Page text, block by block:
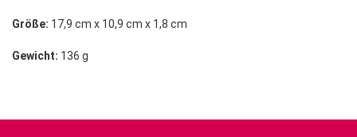
Größe: 17,9 cm x 10,9 cm x 1,8 cm
Gewicht: 136 g